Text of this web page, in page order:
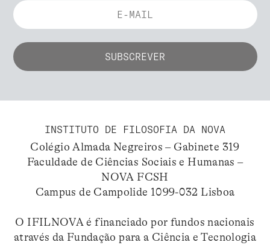
INSTITUTO DE FILOSOFIA DA NOVA
Colégio Almada Negreiros – Gabinete 319
Faculdade de Ciências Sociais e Humanas –
NOVA FCSH
Campus de Campolide 1099-032 Lisboa
O IFILNOVA é financiado por fundos nacionais
através da Fundação para a Ciência e Tecnologia